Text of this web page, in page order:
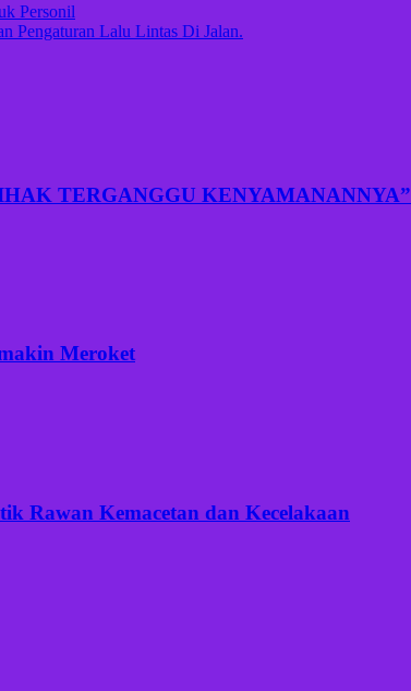
Personil
Pengaturan Lalu Lintas Di Jalan.
TERGANGGU KENYAMANANNYA”
Meroket
Rawan Kemacetan dan Kecelakaan